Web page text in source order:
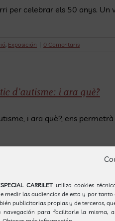
CARRILET utiliza cookies
medir las audiencias de esta y por
publicitarias propias y de terceros,
navegación para facilitarle la misma,
per celebrar els 50 anys.
, Exposición | 0 Comentaris
d’autisme: i ara què?
i ara què?, ens
en els infants amb TEA